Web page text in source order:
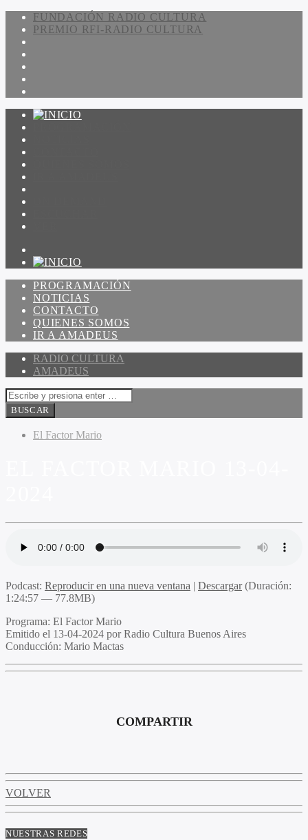
FUNDACIÓN RADIO CULTURA
PREMIO RFI-RADIO CULTURA
PROGRAMACIÓN
NOTICIAS
CONTACTO
QUIENES SOMOS
IR A AMADEUS
RADIO CULTURA
AMADEUS
El Factor Mario
Podcast: Reproducir en una nueva ventana | Descargar(Duración:
1:24:57 — 77.8MB)
Programa: El Factor Mario
Emitido el 13-04-2024 por Radio Cultura Buenos Aires
Conducción: Mario Mactas
COMPARTIR
VOLVER
NUESTRAS REDES